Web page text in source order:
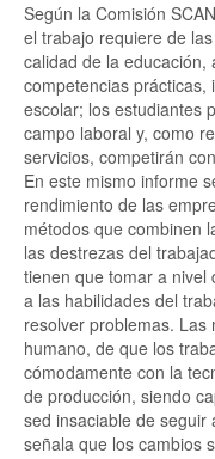
Según la Comisión
el trabajo requiere de
calidad de la
competencias prácticas,
escolar; los estudiantes
campo laboral y, como
servicios, competirán
En este mismo informe
rendimiento de las
métodos que combinen
las destrezas del
tienen que tomar a nivel
a las habilidades del
resolver problemas.
humano, de que los
cómodamente con la
de producción, siendo
sed insaciable de seguir
señala que los cambios